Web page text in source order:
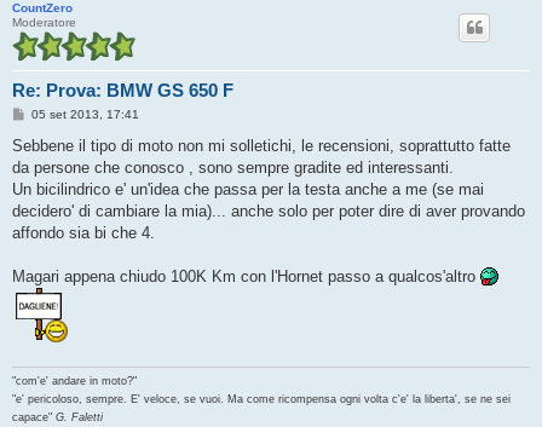
CountZero
Moderatore
Re: Prova: BMW GS 650 F
M
s
a
g
i
o
05 set 2013, 17:41
Sebbene il tipo di moto non mi solletichi, le recensioni, soprattutto fatte
da persone che conosco , sono sempre gradite ed interessanti.
Un bicilindrico e' un'idea che passa per la testa anche a me (se mai
decidero' di cambiare la mia)... anche solo per poter dire di aver provando
affondo sia bi che 4.
Magari appena chiudo 100K Km con l'Hornet passo a qualcos'altro
"com'e' andare in moto?"
"e' pericoloso, sempre. E' veloce, se vuoi. Ma come ricompensa ogni volta c'e' la liberta', se ne sei
capace" G. Faletti